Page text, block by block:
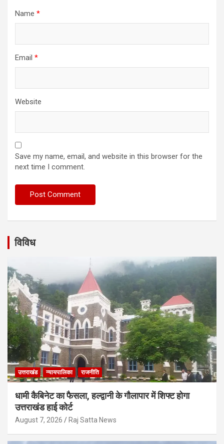
Name *
Email *
Website
Save my name, email, and website in this browser for the
next time I comment.
विविध
उत्तराखंड न्यायपालिका राजनीति
धामी कैबिनेट का फैसला, हल्द्वानी के गौलापार में शिफ्ट होगा
उत्तराखंड हाई कोर्ट
August 7, 2026 Raj Satta News